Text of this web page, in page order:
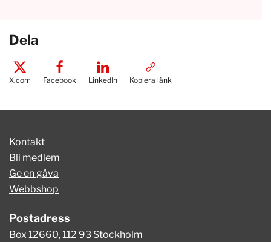
Dela
X.com Facebook LinkedIn Kopiera länk
Kontakt
Bli medlem
Ge en gåva
Webbshop
Postadress
Box 12660, 112 93 Stockholm